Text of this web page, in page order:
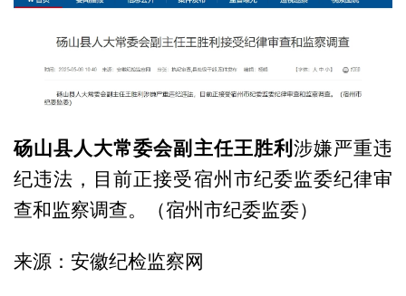
砀山县人大常委会副主任王胜利涉嫌严重违
纪违法，目前正接受宿州市纪委监委纪律审
查和监察调查。（宿州市纪委监委）
来源：安徽纪检监察网